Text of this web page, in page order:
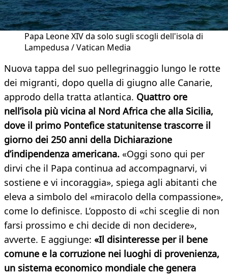
Papa Leone XIV da solo sugli scogli dell'isola di
Lampedusa / Vatican Media
Nuova tappa del suo pellegrinaggio lungo le rotte
dei migranti, dopo quella di giugno alle Canarie,
approdo della tratta atlantica. Quattro ore
nell’isola più vicina al Nord Africa che alla Sicilia,
dove il primo Pontefice statunitense trascorre il
giorno dei 250 anni della Dichiarazione
d’indipendenza americana. «Oggi sono qui per
dirvi che il Papa continua ad accompagnarvi, vi
sostiene e vi incoraggia», spiega agli abitanti che
eleva a simbolo del «miracolo della compassione»,
come lo definisce. L’opposto di «chi sceglie di non
farsi prossimo e chi decide di non decidere»,
avverte. E aggiunge: «Il disinteresse per il bene
comune e la corruzione nei luoghi di provenienza,
un sistema economico mondiale che genera